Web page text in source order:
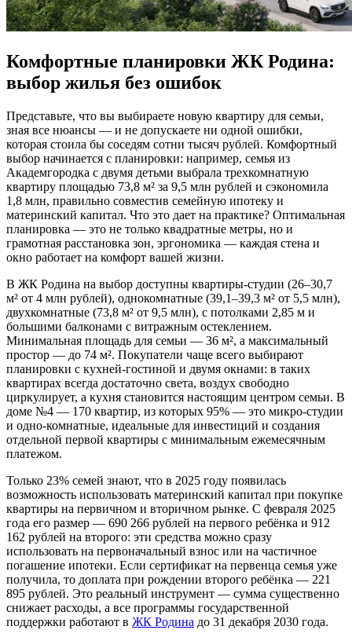
Комфортные планировки ЖК Родина:
выбор жилья без ошибок
Представьте, что вы выбираете новую квартиру для семьи,
зная все нюансы — и не допускаете ни одной ошибки,
которая стоила бы соседям сотни тысяч рублей. Комфортный
выбор начинается с планировки: например, семья из
Академгородка с двумя детьми выбрала трехкомнатную
квартиру площадью 73,8 м² за 9,5 млн рублей и сэкономила
1,8 млн, правильно совместив семейную ипотеку и
материнский капитал. Что это дает на практике? Оптимальная
планировка — это не только квадратные метры, но и
грамотная расстановка зон, эргономика — каждая стена и
окно работает на комфорт вашей жизни.
В ЖК Родина на выбор доступны квартиры-студии (26–30,7
м² от 4 млн рублей), однокомнатные (39,1–39,3 м² от 5,5 млн),
двухкомнатные (73,8 м² от 9,5 млн), с потолками 2,85 м и
большими балконами с витражным остеклением.
Минимальная площадь для семьи — 36 м², а максимальный
простор — до 74 м². Покупатели чаще всего выбирают
планировки с кухней-гостиной и двумя окнами: в таких
квартирах всегда достаточно света, воздух свободно
циркулирует, а кухня становится настоящим центром семьи. В
доме №4 — 170 квартир, из которых 95% — это микро-студии
и одно-комнатные, идеальные для инвестиций и создания
отдельной первой квартиры с минимальным ежемесячным
платежом.
Только 23% семей знают, что в 2025 году появилась
возможность использовать материнский капитал при покупке
квартиры на первичном и вторичном рынке. С февраля 2025
года его размер — 690 266 рублей на первого ребёнка и 912
162 рублей на второго: эти средства можно сразу
использовать на первоначальный взнос или на частичное
погашение ипотеки. Если сертификат на первенца семья уже
получила, то доплата при рождении второго ребёнка — 221
895 рублей. Это реальный инструмент — сумма существенно
снижает расходы, а все программы государственной
поддержки работают в ЖК Родина до 31 декабря 2030 года.